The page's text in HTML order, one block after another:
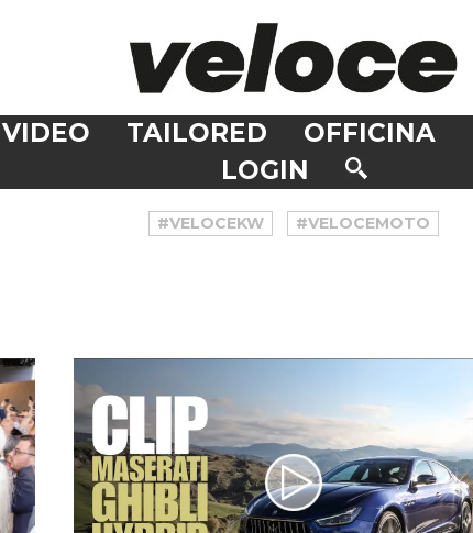
VIDEO TAILORED OFFICINA
LOGIN
#VELOCEKW #VELOCEMOTO